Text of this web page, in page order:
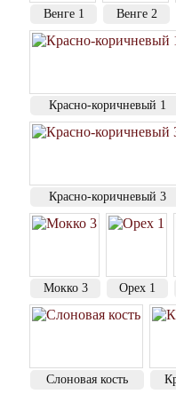
Венге 1 Венге 2
Красно-коричневый 1
Красно-коричневый 3
Мокко 3 Орех 1
Слоновая кость